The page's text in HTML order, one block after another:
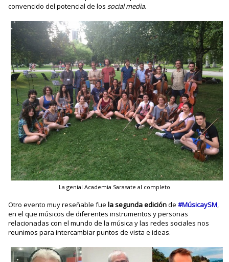
convencido del potencial de lossocial media.
La genial Academia Sarasate al completo
Otro evento muy reseñable fuela segunda ediciónde#MúsicaySM,
en el que músicos de diferentes instrumentos y personas
relacionadas con el mundo de la música y las redes sociales nos
reunimos para intercambiar puntos de vista e ideas.